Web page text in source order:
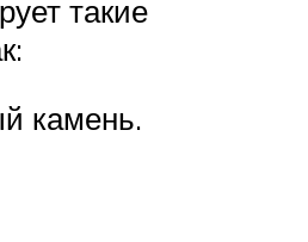
такие
камень.